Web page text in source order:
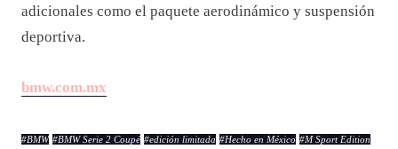
adicionales como el paquete aerodinámico y suspensión
deportiva.
bmw.com.mx
#BMW #BMW Serie 2 Coupé #edición limitada #Hecho en México #M Sport Edition